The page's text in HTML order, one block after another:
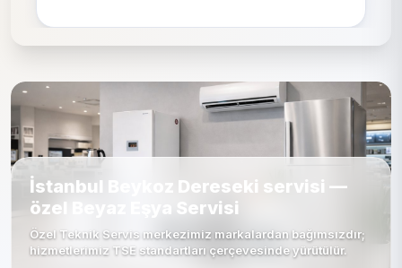
İstanbul Beykoz Dereseki servisi —
özel Beyaz Eşya Servisi
Özel Teknik Servis merkezimiz markalardan bağımsızdır;
hizmetlerimiz TSE standartları çerçevesinde yürütülür.